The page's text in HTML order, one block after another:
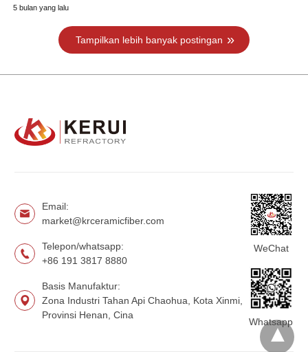
5 bulan yang lalu
Tampilkan lebih banyak postingan
Email:
market@krceramicfiber.com
Telepon/whatsapp:
+86 191 3817 8880
Basis Manufaktur:
Zona Industri Tahan Api Chaohua, Kota Xinmi,
Provinsi Henan, Cina
WeChat
Whatsapp